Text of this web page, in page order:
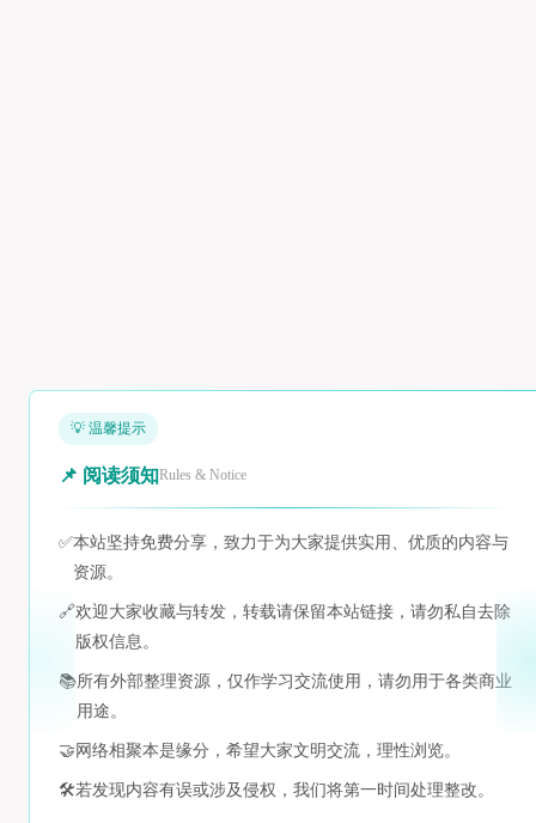
💡 温馨提示
📌 阅读须知Rules & Notice
✅本站坚持免费分享，致力于为大家提供实用、优质的内容与
资源。
🔗欢迎大家收藏与转发，转载请保留本站链接，请勿私自去除
版权信息。
📚所有外部整理资源，仅作学习交流使用，请勿用于各类商业
用途。
🤝 网络相聚本是缘分，希望大家文明交流，理性浏览。
🛠️若发现内容有误或涉及侵权，我们将第一时间处理整改。